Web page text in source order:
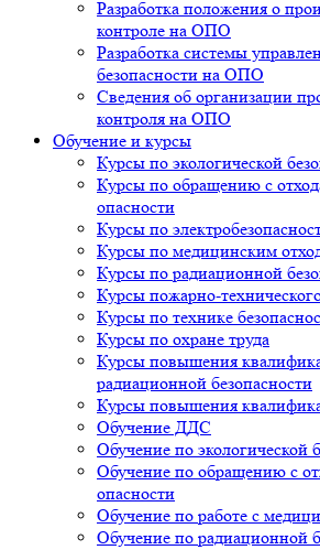
Разработка положения о
контроле на ОПО
Разработка системы
безопасности на ОПО
Сведения об организации
контроля на ОПО
Обучение и курсы
Курсы по экологической
Курсы по обращению с
опасности
Курсы по
Курсы по медицинским
Курсы по радиационной
Курсы пожарно-
Курсы по технике
Курсы по охране труда
Курсы повышения
радиационной безопасности
Курсы повышения
Обучение ДДС
Обучение по экологической
Обучение по обращению с
опасности
Обучение по работе с
Обучение по радиационной